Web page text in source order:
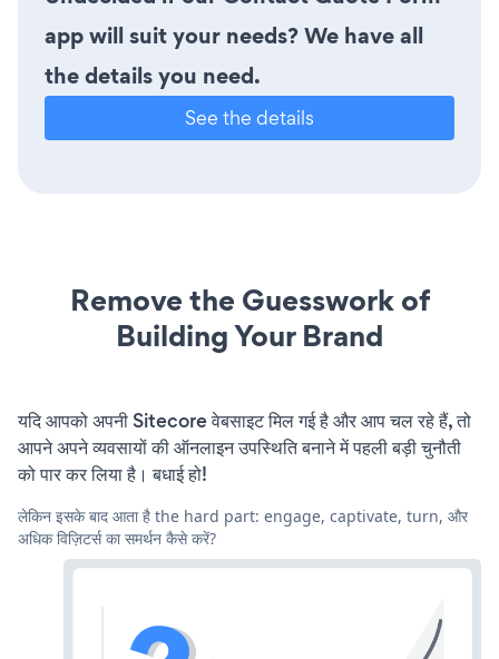
app will suit your needs? We have all
the details you need.
See the details
Remove the Guesswork of
Building Your Brand
यदि आपको अपनी Sitecore वेबसाइट मिल गई है और आप चल रहे हैं, तो
आपने अपने व्यवसायों की ऑनलाइन उपस्थिति बनाने में पहली बड़ी चुनौती
को पार कर लिया है। बधाई हो!
लेकिन इसके बाद आता है the hard part: engage, captivate, turn, और
अधिक विज़िटर्स का समर्थन कैसे करें?